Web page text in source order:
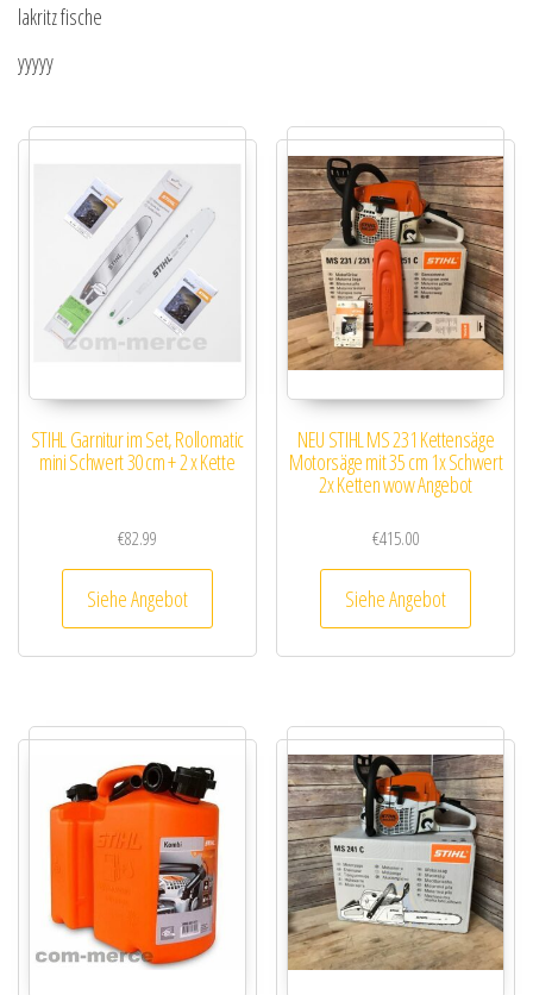
lakritz fische
yyyyy
STIHL Garnitur im Set, Rollomatic
mini Schwert 30 cm + 2 x Kette
€82.99
Siehe Angebot
NEU STIHL MS 231 Kettensäge
Motorsäge mit 35 cm 1x Schwert
2x Ketten wow Angebot
€415.00
Siehe Angebot